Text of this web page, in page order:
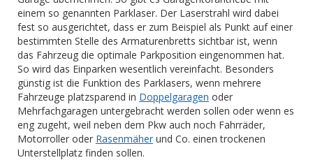
einem so genannten Parklaser. Der Laserstrahl wird dabei
fest so ausgerichtet, dass er zum Beispiel als Punkt auf einer
bestimmten Stelle des Armaturenbretts sichtbar ist, wenn
das Fahrzeug die optimale Parkposition eingenommen hat.
So wird das Einparken wesentlich vereinfacht. Besonders
günstig ist die Funktion des Parklasers, wenn mehrere
Fahrzeuge platzsparend in Doppelgaragen oder
Mehrfachgaragen untergebracht werden sollen oder wenn es
eng zugeht, weil neben dem Pkw auch noch Fahrräder,
Motorroller oder Rasenmäher und Co. einen trockenen
Unterstellplatz finden sollen.